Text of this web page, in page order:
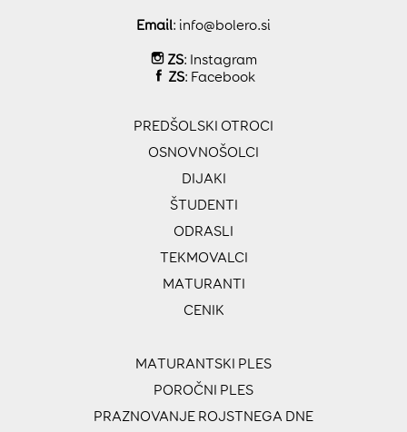
Email: info@bolero.si
ZS: Instagram
ZS: Facebook
PREDŠOLSKI OTROCI
OSNOVNOŠOLCI
DIJAKI
ŠTUDENTI
ODRASLI
TEKMOVALCI
MATURANTI
CENIK
MATURANTSKI PLES
POROČNI PLES
PRAZNOVANJE ROJSTNEGA DNE